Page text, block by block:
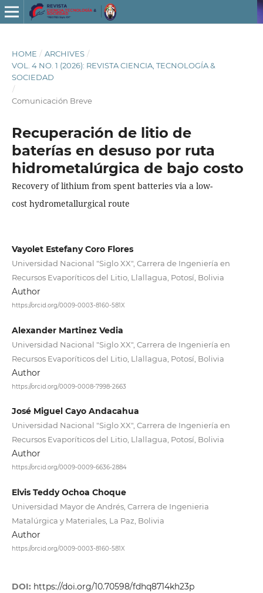
HOME / ARCHIVES /
VOL. 4 NO. 1 (2026): REVISTA CIENCIA, TECNOLOGÍA &
SOCIEDAD
/
Comunicación Breve
Recuperación de litio de
baterías en desuso por ruta
hidrometalúrgica de bajo costo
Recovery of lithium from spent batteries via a low-
cost hydrometallurgical route
Vayolet Estefany Coro Flores
Universidad Nacional "Siglo XX", Carrera de Ingeniería en
Recursos Evaporíticos del Litio, Llallagua, Potosí, Bolivia
Author
https://orcid.org/0009-0003-8160-581X
Alexander Martinez Vedia
Universidad Nacional "Siglo XX", Carrera de Ingeniería en
Recursos Evaporíticos del Litio, Llallagua, Potosí, Bolivia
Author
https://orcid.org/0009-0008-7998-2663
José Miguel Cayo Andacahua
Universidad Nacional "Siglo XX", Carrera de Ingeniería en
Recursos Evaporíticos del Litio, Llallagua, Potosí, Bolivia
Author
https://orcid.org/0009-0009-6636-2884
Elvis Teddy Ochoa Choque
Universidad Mayor de Andrés, Carrera de Ingenieria
Matalúrgica y Materiales, La Paz, Bolivia
Author
https://orcid.org/0009-0003-8160-581X
DOI: https://doi.org/10.70598/fdhq8714kh23p